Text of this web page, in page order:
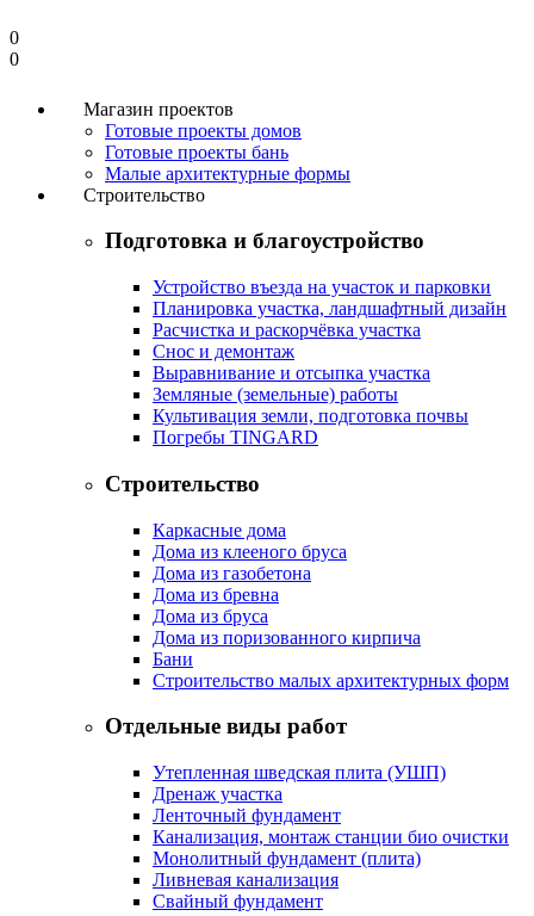
0
0
Магазин проектов
Готовые проекты домов
Готовые проекты бань
Малые архитектурные формы
Строительство
Подготовка и благоустройство
Устройство въезда на участок и парковки
Планировка участка, ландшафтный дизайн
Расчистка и раскорчёвка участка
Снос и демонтаж
Выравнивание и отсыпка участка
Земляные (земельные) работы
Культивация земли, подготовка почвы
Погребы TINGARD
Строительство
Каркасные дома
Дома из клееного бруса
Дома из газобетона
Дома из бревна
Дома из бруса
Дома из поризованного кирпича
Бани
Строительство малых архитектурных форм
Отдельные виды работ
Утепленная шведская плита (УШП)
Дренаж участка
Ленточный фундамент
Канализация, монтаж станции био очистки
Монолитный фундамент (плита)
Ливневая канализация
Свайный фундамент